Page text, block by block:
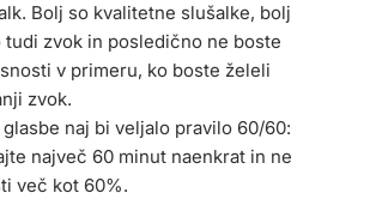
Bolj so kvalitetne slušalke, bolj
tudi zvok in posledično ne boste
v primeru, ko boste želeli
zvok.
naj bi veljalo pravilo 60/60:
največ 60 minut naenkrat in ne
več kot 60%.